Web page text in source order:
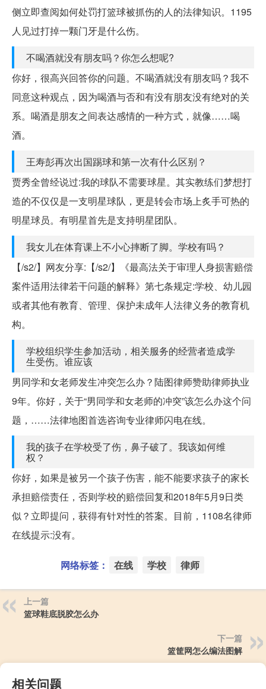
侧立即查阅如何处罚打篮球被抓伤的人的法律知识。1195
人见过打掉一颗门牙是什么伤。
不喝酒就没有朋友吗？你怎么想呢?
你好，很高兴回答你的问题。不喝酒就没有朋友吗？我不
同意这种观点，因为喝酒与否和有没有朋友没有绝对的关
系。喝酒是朋友之间表达感情的一种方式，就像……喝
酒。
王寿彭再次出国踢球和第一次有什么区别？
贾秀全曾经说过:我的球队不需要球星。其实教练们梦想打
造的不仅仅是一支明星球队，更是转会市场上炙手可热的
明星球员。有明星首先是支持明星团队。
我女儿在体育课上不小心摔断了脚。学校有吗？
【/s2/】网友分享:【/s2/】《最高法关于审理人身损害赔偿
案件适用法律若干问题的解释》第七条规定:学校、幼儿园
或者其他有教育、管理、保护未成年人法律义务的教育机
构。
学校组织学生参加活动，相关服务的经营者造成学
生受伤。谁应该
男同学和女老师发生冲突怎么办？陆图律师赞助律师执业
9年。你好，关于“男同学和女老师的冲突”该怎么办这个问
题，……法律地图首选咨询专业律师闪电在线。
我的孩子在学校受了伤，鼻子破了。我该如何维
权？
你好，如果是被另一个孩子伤害，能不能要求孩子的家长
承担赔偿责任，否则学校的赔偿回复和2018年5月9日类
似？立即提问，获得有针对性的答案。目前，1108名律师
在线提示:没有。
网络标签： 在线 学校 律师
上一篇
篮球鞋底脱胶怎么办
下一篇
篮筐网怎么编法图解
相关问题